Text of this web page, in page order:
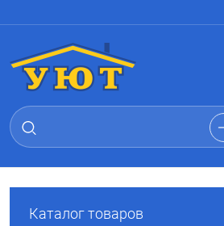
Каталог товаров